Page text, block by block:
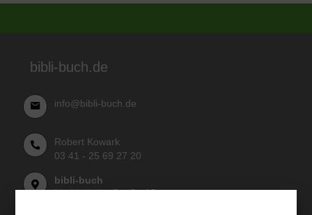
bibli-buch.de
info@bibli-buch.de
Robert Kowark
03 41 - 25 69 27 20
bibli-buch
Lindenthaler Straße 15